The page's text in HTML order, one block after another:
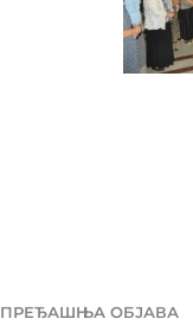
ПРЕЂАШЊА ОБЈАВА